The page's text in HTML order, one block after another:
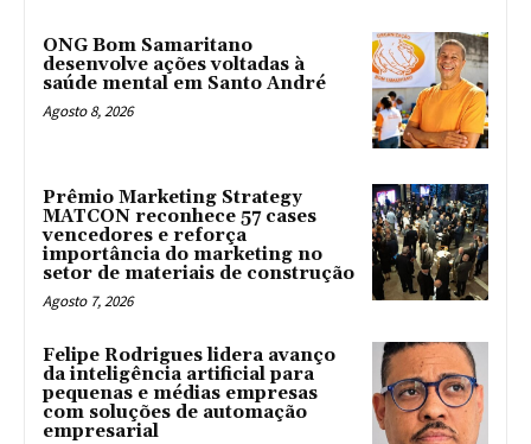
ONG Bom Samaritano
desenvolve ações voltadas à
saúde mental em Santo André
Agosto 8, 2026
Prêmio Marketing Strategy
MATCON reconhece 57 cases
vencedores e reforça
importância do marketing no
setor de materiais de construção
Agosto 7, 2026
Felipe Rodrigues lidera avanço
da inteligência artificial para
pequenas e médias empresas
com soluções de automação
empresarial